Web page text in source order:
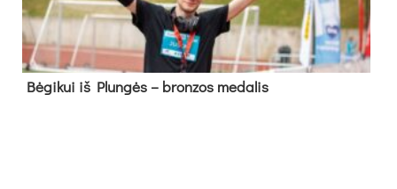
Bė­gi­kui iš Plun­gės – bron­zos me­da­lis